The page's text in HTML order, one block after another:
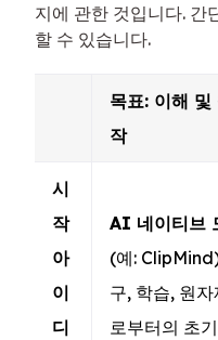
지에 관한 것입니다. 간
할 수 있습니다.
목표: 이해 및
작
시
작
아
이
디
AI 네이티브
(예:
구, 학습, 원자
로부터의 초